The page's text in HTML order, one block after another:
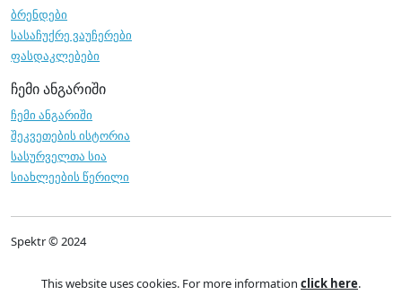
ბრენდები
სასაჩუქრე ვაუჩერები
ფასდაკლებები
ჩემი ანგარიში
ჩემი ანგარიში
შეკვეთების ისტორია
სასურველთა სია
სიახლეების წერილი
Spektr © 2024
This website uses cookies. For more information click here.